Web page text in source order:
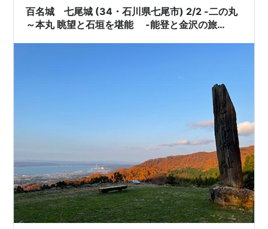
ップされているので、よろしければ見てみてください
【七尾城Ｃ…
百名城 七尾城 (34・石川県七尾市) 2/2 -二の丸
～本丸 眺望と石垣を堪能 -能登と金沢の旅